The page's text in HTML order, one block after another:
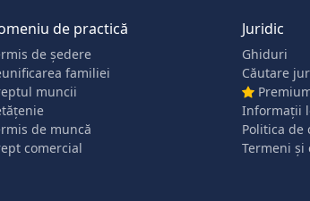
de practică
de ședere
familiei
muncii
de muncă
comercial
Juridic
Ghiduri
Căutare
Informații
Politica
Termeni și